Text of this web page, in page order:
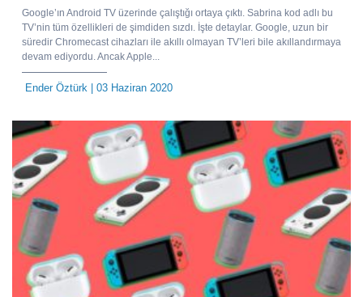
Google’ın Android TV üzerinde çalıştığı ortaya çıktı. Sabrina kod adlı bu
TV’nin tüm özellikleri de şimdiden sızdı. İşte detaylar. Google, uzun bir
süredir Chromecast cihazları ile akıllı olmayan TV’leri bile akıllandırmaya
devam ediyordu. Ancak Apple...
Ender Öztürk | 03 Haziran 2020